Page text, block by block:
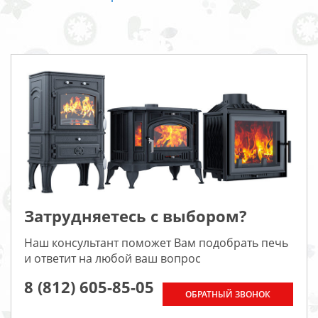
Затрудняетесь с выбором?
Наш консультант поможет Вам подобрать печь
и ответит на любой ваш вопрос
8 (812) 605-85-05 ОБРАТНЫЙ ЗВОНОК